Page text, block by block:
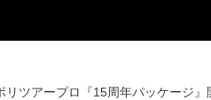
ツアープロ『15周年パッケージ』